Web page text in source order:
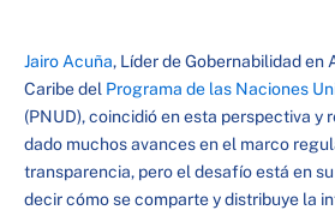
Jairo Acuña, Líder de Gobernabilidad en
Caribe del Programa de las Naciones
(PNUD), coincidió en esta perspectiva y
dado muchos avances en el marco
transparencia, pero el desafío está en
decir cómo se comparte y distribuye la